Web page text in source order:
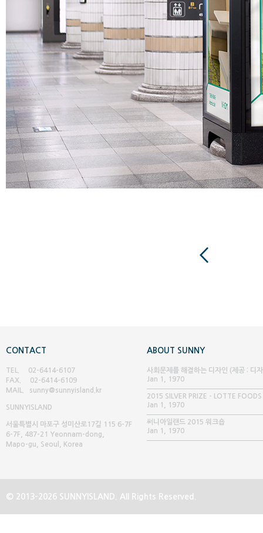
CONTACT
TEL. 02-6414-6107
FAX. 02-6414-6109
MAIL. sunny@sunnyisland.kr
SUNNY ISLAND
서울특별시 마포구 성미산로17길 115 6-7F
6-7F, 487-21 Yeonnam-dong,
Mapo-gu, Seoul, Korea
ABOUT SUNNY
사회문제를 해결하는 디자인 (제공 : 디
글 매거진)
Jan 1, 1970
2015 SILVER PRIZE - LOTTE FOODS
Jan 1, 1970
써니아일랜드 2015 워크숍
Jan 1, 1970
© 2013-2026 SUNNYISLAND. All Rights Reserved.